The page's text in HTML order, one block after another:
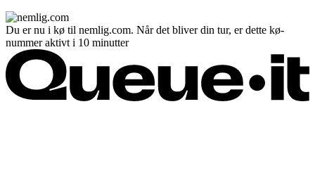
Du er nu i kø til nemlig.com. Når det bliver din tur, er dette kø-
nummer aktivt i 10 minutter